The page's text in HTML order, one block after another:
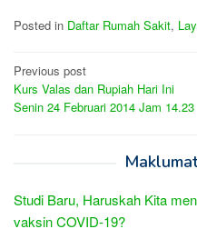
Posted in Daftar Rumah Sakit,
Post
navigation
Previous post
Kurs Valas dan Rupiah Hari Ini
Senin 24 Februari 2014 Jam 14.23
Studi Baru, Haruskah Kita
vaksin COVID-19?